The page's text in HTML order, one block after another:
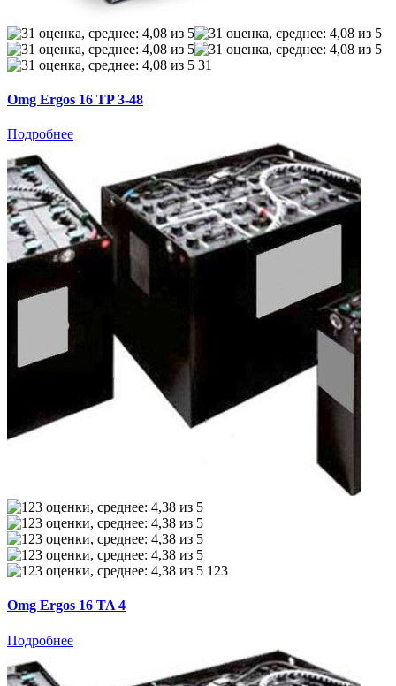
31
Omg Ergos 16 TP 3-48
Подробнее
123
Omg Ergos 16 TA 4
Подробнее